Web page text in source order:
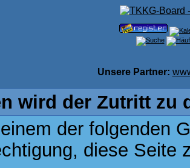
Unsere Partner:
wird der Zutritt zu
der folgenden
diese Seite